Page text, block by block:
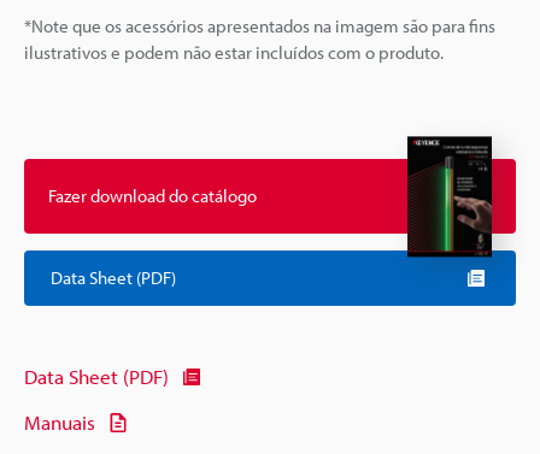
*Note que os acessórios apresentados na imagem são para fins
ilustrativos e podem não estar incluídos com o produto.
Fazer download do catálogo
Data Sheet (PDF)
Data Sheet (PDF)
Manuais